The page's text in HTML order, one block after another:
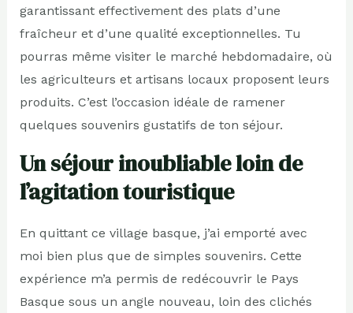
garantissant effectivement des plats d’une
fraîcheur et d’une qualité exceptionnelles. Tu
pourras même visiter le marché hebdomadaire, où
les agriculteurs et artisans locaux proposent leurs
produits. C’est l’occasion idéale de ramener
quelques souvenirs gustatifs de ton séjour.
Un séjour inoubliable loin de
l’agitation touristique
En quittant ce village basque, j’ai emporté avec
moi bien plus que de simples souvenirs. Cette
expérience m’a permis de redécouvrir le Pays
Basque sous un angle nouveau, loin des clichés